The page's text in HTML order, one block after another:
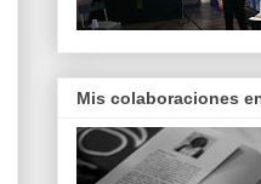
Mis colaboraciones